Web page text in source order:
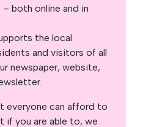
both online and in
the local
and visitors of all
newspaper, website,
everyone can afford to
if you are able to, we